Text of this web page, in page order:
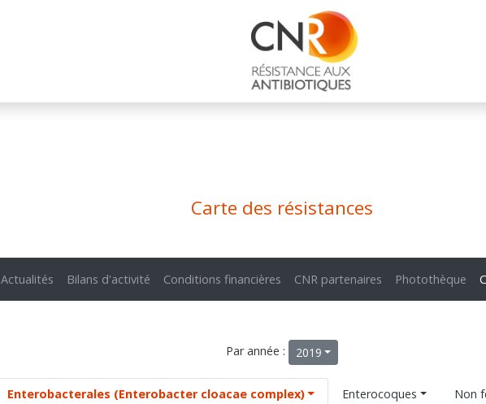
Carte des résistances
Actualités Bilans d'activité Conditions financières CNR partenaires Photothèque
Par année : 2019
Enterobacterales (Enterobacter cloacae complex) Enterocoques Non